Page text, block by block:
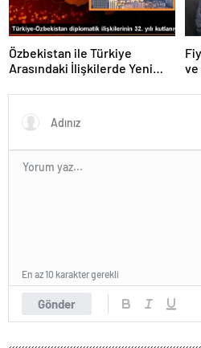
Özbekistan ile Türkiye
Arasındaki İlişkilerde Yeni
ve
Gönder
En az 10 karakter gerekli